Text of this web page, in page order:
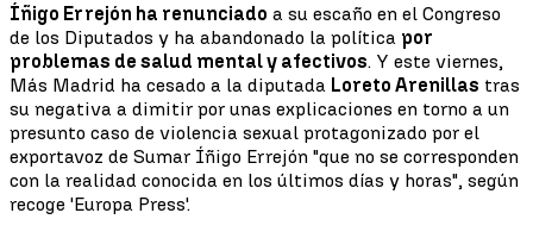
Íñigo Errejón ha renunciado a su escaño en el Congreso
de los Diputados y ha abandonado la política por
problemas de salud mental y afectivos. Y este viernes,
Más Madrid ha cesado a la diputada Loreto Arenillas tras
su negativa a dimitir por unas explicaciones en torno a un
presunto caso de violencia sexual protagonizado por el
exportavoz de Sumar Íñigo Errejón "que no se corresponden
con la realidad conocida en los últimos días y horas", según
recoge 'Europa Press'.